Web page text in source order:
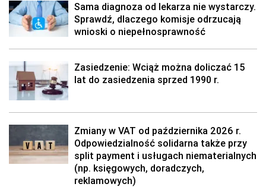
Sama diagnoza od lekarza nie wystarczy.
Sprawdź, dlaczego komisje odrzucają
wnioski o niepełnosprawność
Zasiedzenie: Wciąż można doliczać 15
lat do zasiedzenia sprzed 1990 r.
Zmiany w VAT od października 2026 r.
Odpowiedzialność solidarna także przy
split payment i usługach niematerialnych
(np. księgowych, doradczych,
reklamowych)